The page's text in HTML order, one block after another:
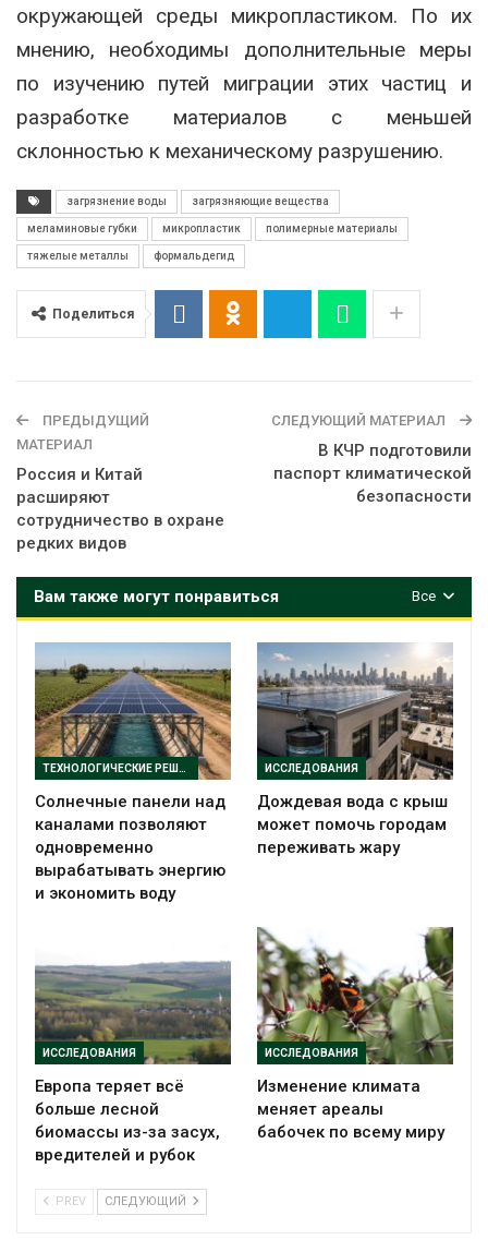
окружающей среды микропластиком. По их
мнению, необходимы дополнительные меры
по изучению путей миграции этих частиц и
разработке материалов с меньшей
склонностью к механическому разрушению.
загрязнение воды загрязняющие вещества
меламиновые губки микропластик полимерные материалы
тяжелые металлы формальдегид
Поделиться
ПРЕДЫДУЩИЙ
МАТЕРИАЛ
Россия и Китай
расширяют
сотрудничество в охране
редких видов
СЛЕДУЮЩИЙ МАТЕРИАЛ
В КЧР подготовили
паспорт климатической
безопасности
Все
Вам также могут понравиться
ТЕХНОЛОГИЧЕСКИЕ РЕШЕНИЯ
Солнечные панели над
каналами позволяют
одновременно
вырабатывать энергию
и экономить воду
ИССЛЕДОВАНИЯ
Дождевая вода с крыш
может помочь городам
переживать жару
ИССЛЕДОВАНИЯ
Европа теряет всё
больше лесной
биомассы из-за засух,
вредителей и рубок
ИССЛЕДОВАНИЯ
Изменение климата
меняет ареалы
бабочек по всему миру
PREV СЛЕДУЮЩИЙ